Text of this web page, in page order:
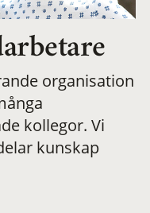
organisation
kollegor. Vi
kunskap